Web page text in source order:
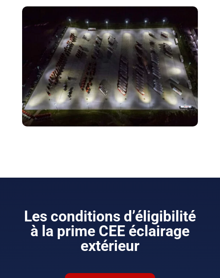
Les conditions d’éligibilité
à la prime CEE éclairage
extérieur